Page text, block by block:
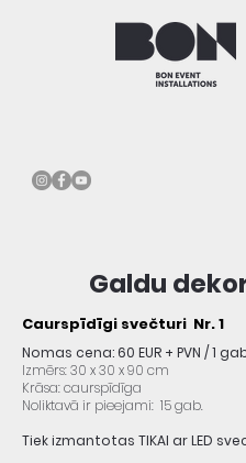
Galdu
Caurspīdīgi svečturi Nr. 1
Nomas cena: 60 EUR + PVN / 1
Izmērs: 30 x 30 x 90 cm
Krāsa: caurspīdīga
Noliktavā ir pieejami: 15 gab.
Tiek izmantotas TIKAI ar LED